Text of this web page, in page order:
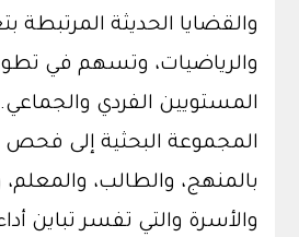
والقضايا الحديثة المرتبطة
والرياضيات، وتسهم في
المستويين الفردي
المجموعة البحثية إلى فحص
بالمنهج، والطالب،
والأسرة والتي تفسر تباين